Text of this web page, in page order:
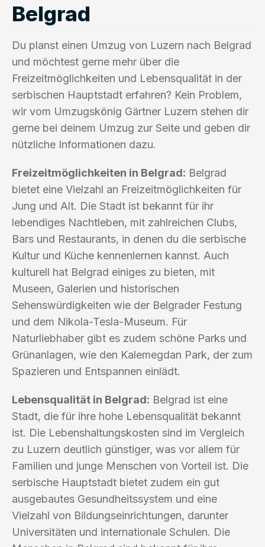
Belgrad
Du planst einen Umzug von Luzern nach Belgrad
und möchtest gerne mehr über die
Freizeitmöglichkeiten und Lebensqualität in der
serbischen Hauptstadt erfahren? Kein Problem,
wir vom Umzugskönig Gärtner Luzern stehen dir
gerne bei deinem Umzug zur Seite und geben dir
nützliche Informationen dazu.
Freizeitmöglichkeiten in Belgrad: Belgrad
bietet eine Vielzahl an Freizeitmöglichkeiten für
Jung und Alt. Die Stadt ist bekannt für ihr
lebendiges Nachtleben, mit zahlreichen Clubs,
Bars und Restaurants, in denen du die serbische
Kultur und Küche kennenlernen kannst. Auch
kulturell hat Belgrad einiges zu bieten, mit
Museen, Galerien und historischen
Sehenswürdigkeiten wie der Belgrader Festung
und dem Nikola-Tesla-Museum. Für
Naturliebhaber gibt es zudem schöne Parks und
Grünanlagen, wie den Kalemegdan Park, der zum
Spazieren und Entspannen einlädt.
Lebensqualität in Belgrad: Belgrad ist eine
Stadt, die für ihre hohe Lebensqualität bekannt
ist. Die Lebenshaltungskosten sind im Vergleich
zu Luzern deutlich günstiger, was vor allem für
Familien und junge Menschen von Vorteil ist. Die
serbische Hauptstadt bietet zudem ein gut
ausgebautes Gesundheitssystem und eine
Vielzahl von Bildungseinrichtungen, darunter
Universitäten und internationale Schulen. Die